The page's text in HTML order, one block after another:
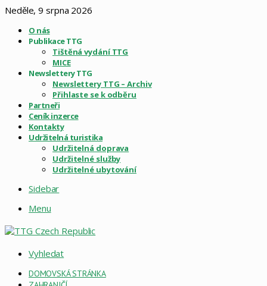
Neděle, 9 srpna 2026
O nás
Publikace TTG
Tištěná vydání TTG
MICE
Newslettery TTG
Newslettery TTG – Archiv
Přihlaste se k odběru
Partneři
Ceník inzerce
Kontakty
Udržitelná turistika
Udržitelná doprava
Udržitelné služby
Udržitelné ubytování
Sidebar
Menu
Vyhledat
DOMOVSKÁ STRÁNKA